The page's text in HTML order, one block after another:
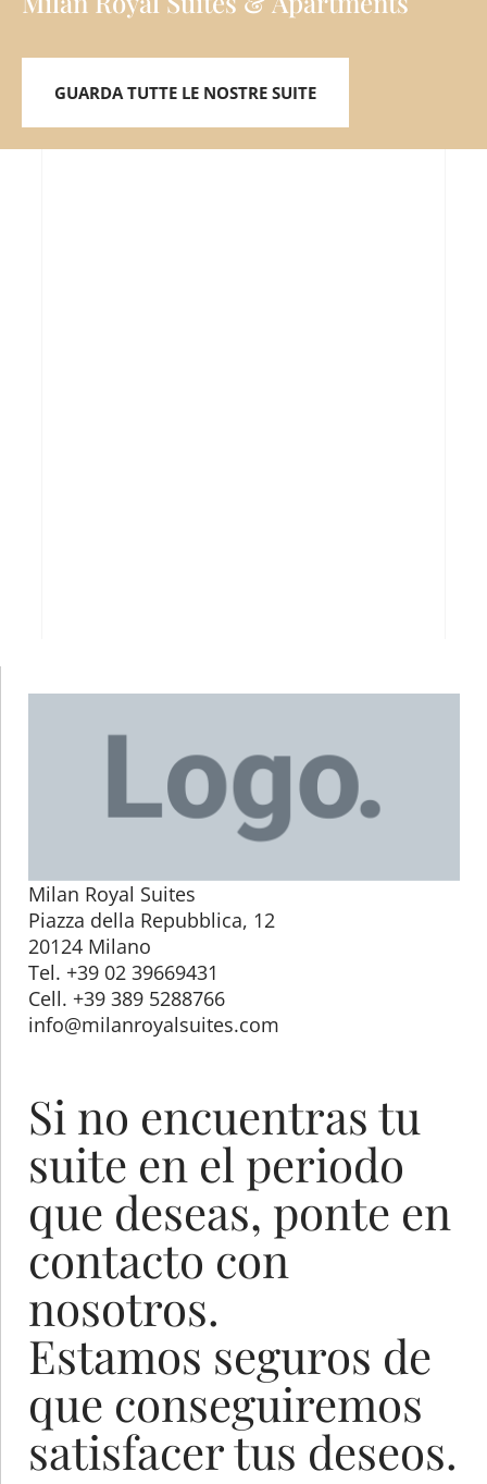
GUARDA TUTTE LE NOSTRE SUITE
Milan Royal Suites
Piazza della Repubblica, 12
20124 Milano
Tel. +39 02 39669431
Cell. +39 389 5288766
info@milanroyalsuites.com
Si no encuentras tu
suite en el periodo
que deseas, ponte en
contacto con
nosotros.
Estamos seguros de
que conseguiremos
satisfacer tus deseos.